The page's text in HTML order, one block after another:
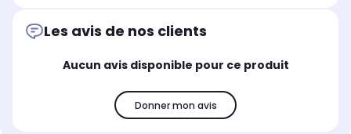
Les avis de nos clients
Aucun avis disponible pour ce produit
Donner mon avis